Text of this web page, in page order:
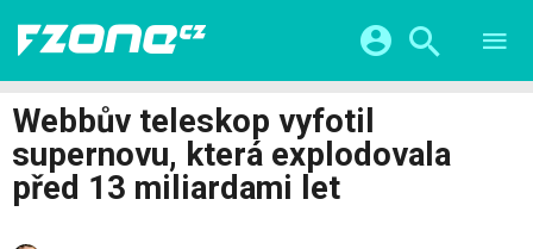
VIDEA
SERIÁLY
CHYTRÁ MĚSTA
ŽIVOT BUDOUCNOSTI
HRY A ZÁBAVA
Facebook Google
Webbův teleskop vyfotil
supernovu, která explodovala
před 13 miliardami let